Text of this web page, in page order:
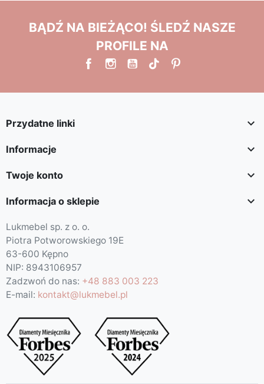
BĄDŹ NA BIEŻĄCO! ŚLEDŹ NASZE
PROFILE NA
Przydatne linki 
Informacje 
Twoje konto 
Informacja o sklepie 
Lukmebel sp. z o. o.
Piotra Potworowskiego 19E
63-600 Kępno
NIP: 8943106957
Zadzwoń do nas: +48 883 003 223
E-mail: kontakt@lukmebel.pl